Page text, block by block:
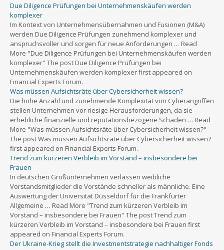
Due Diligence Prüfungen bei Unternehmenskäufen werden
komplexer
Im Kontext von Unternehmensübernahmen und Fusionen (M&A)
werden Due Diligence Prüfungen zunehmend komplexer und
anspruchsvoller und sorgen für neue Anforderungen … Read
More "Due Diligence Prüfungen bei Unternehmenskäufen werden
komplexer" The post Due Diligence Prüfungen bei
Unternehmenskäufen werden komplexer first appeared on
Financial Experts Forum.
Was müssen Aufsichtsräte über Cybersicherheit wissen?
Die hohe Anzahl und zunehmende Komplexität von Cyberangriffen
stellen Unternehmen vor riesige Herausforderungen, da sie
erhebliche finanzielle und reputationsbezogene Schäden … Read
More "Was müssen Aufsichtsräte über Cybersicherheit wissen?"
The post Was müssen Aufsichtsräte über Cybersicherheit wissen?
first appeared on Financial Experts Forum.
Trend zum kürzeren Verbleib im Vorstand – insbesondere bei
Frauen
In deutschen Großunternehmen verlassen weibliche
Vorstandsmitglieder die Vorstände schneller als männliche. Eine
Auswertung der Universität Düsseldorf für die Frankfurter
Allgemeine … Read More "Trend zum kürzeren Verbleib im
Vorstand – insbesondere bei Frauen" The post Trend zum
kürzeren Verbleib im Vorstand – insbesondere bei Frauen first
appeared on Financial Experts Forum.
Der Ukraine-Krieg stellt die Investmentstrategie nachhaltiger Fonds